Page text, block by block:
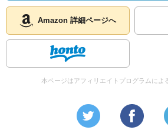
Amazon 詳細ページへ
本ページはアフィリエイトプログラムによ